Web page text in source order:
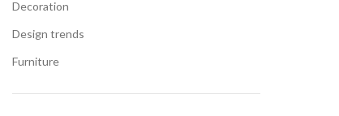
Decoration
Design trends
Furniture